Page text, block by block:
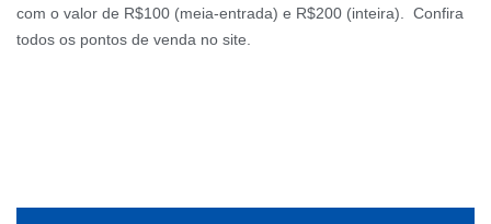
com o valor de R$100 (meia-entrada) e R$200 (inteira). Confira
todos os pontos de venda no site.